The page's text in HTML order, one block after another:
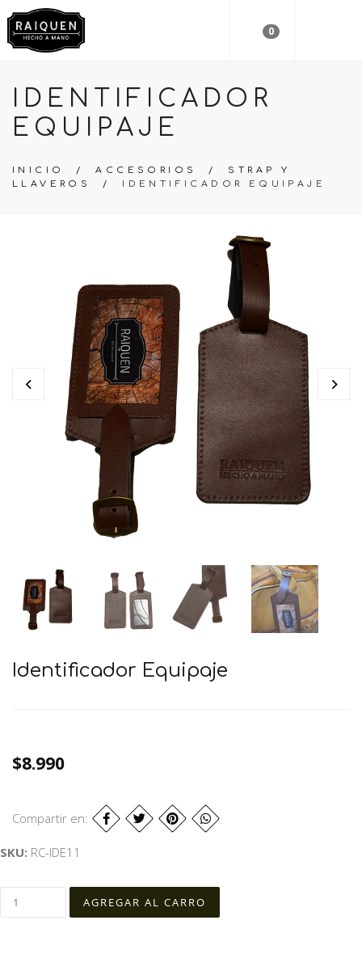
0
IDENTIFICADOR
EQUIPAJE
INICIO /ACCESORIOS / STRAP Y
LLAVEROS
/ IDENTIFICADOR EQUIPAJE
Identificador Equipaje
$8.990
Compartir en:
SKU: RC-IDE11